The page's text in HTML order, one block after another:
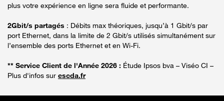
plus votre expérience en ligne sera fluide et performante.
2Gbit/s partagés : Débits max théoriques, jusqu’à 1 Gbit/s par
port Ethernet, dans la limite de 2 Gbit/s utilisés simultanément sur
l’ensemble des ports Ethernet et en Wi-Fi.
** Service Client de l'Année 2026 : Étude Ipsos bva – Viséo CI –
Plus d'infos sur escda.fr